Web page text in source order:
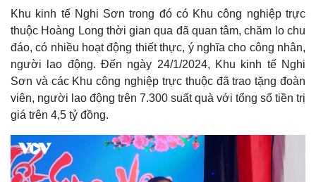
Khu kinh tế Nghi Sơn trong đó có Khu công nghiệp trực
thuộc Hoàng Long thời gian qua đã quan tâm, chăm lo chu
đáo, có nhiều hoạt động thiết thực, ý nghĩa cho công nhân,
người lao động. Đến ngày 24/1/2024, Khu kinh tế Nghi
Sơn và các Khu công nghiệp trực thuộc đã trao tặng đoàn
viên, người lao động trên 7.300 suất quà với tổng số tiền trị
giá trên 4,5 tỷ đồng.